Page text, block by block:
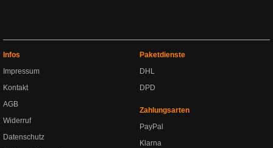
Infos
Impressum
Kontakt
AGB
Widerruf
Datenschutz
Paketdienste
DHL
DPD
Zahlungsarten
PayPal
Klarna